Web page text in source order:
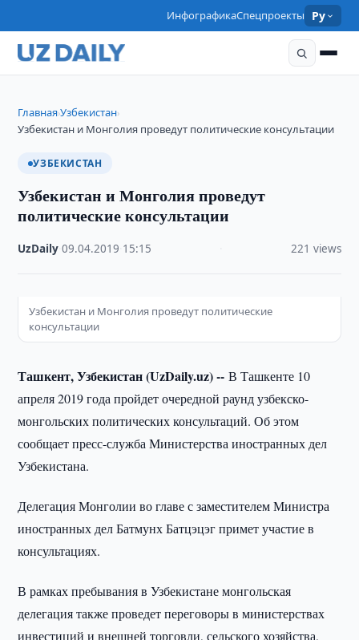
ИнфографикаСпецпроекты Ру
Главная›Узбекистан›
Узбекистан и Монголия проведут политические консультации
УЗБЕКИСТАН
Узбекистан и Монголия проведут
политические консультации
UzDaily ·09.04.2019 15:15 221 views
Узбекистан и Монголия проведут политические
консультации
Ташкент, Узбекистан (UzDaily.uz) --В Ташкенте 10
апреля 2019 года пройдет очередной раунд узбекско-
монгольских политических консультаций. Об этом
сообщает пресс-служба Министерства иностранных дел
Узбекистана.
Делегация Монголии во главе с заместителем Министра
иностранных дел Батмунх Батцэцэг примет участие в
консультациях.
В рамках пребывания в Узбекистане монгольская
делегация также проведет переговоры в министерствах
инвестиций и внешней торговли, сельского хозяйства,